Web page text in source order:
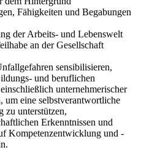
Fähigkeiten und Begabungen
der Arbeits- und Lebenswelt
an der Gesellschaft
sensibilisieren,
und beruflichen
unternehmerischer
um eine selbstverantwortliche
zu unterstützen,
Erkenntnissen und
Kompetenzentwicklung und -